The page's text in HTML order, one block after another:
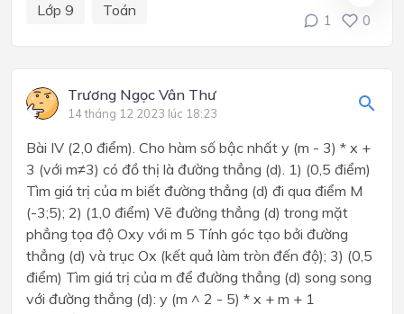
Lớp 9 Toán
1 0
Trương Ngọc Vân Thư
14 tháng 12 2023 lúc 18:23
Bài IV (2,0 điểm). Cho hàm số bậc nhất y (m - 3) * x +
3 (với m≠3) có đồ thị là đường thẳng (d). 1) (0,5 điểm)
Tìm giá trị của m biết đường thẳng (d) đi qua điểm M
(-3;5); 2) (1,0 điểm) Vẽ đường thẳng (d) trong mặt
phẳng tọa độ Oxy với m 5 Tính góc tạo bởi đường
thẳng (d) và trục Ox (kết quả làm tròn đến độ); 3) (0,5
điểm) Tìm giá trị của m để đường thẳng (d) song song
với đường thẳng (d): y (m ^ 2 - 5) * x + m + 1